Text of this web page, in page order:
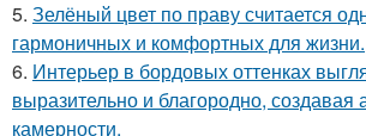
5. Зелёный цвет по праву считается
гармоничных и комфортных для жизни.
6. Интерьер в бордовых оттенках
выразительно и благородно,
камерности.